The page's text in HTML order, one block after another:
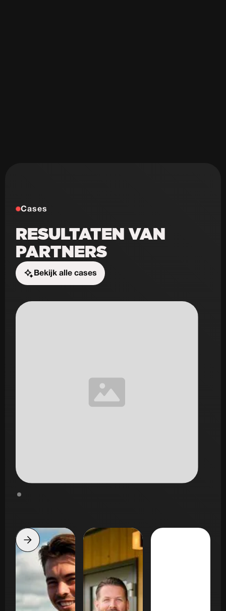
Cases
RESULTATEN VAN
PARTNERS
Bekijk alle cases
Start de uitdaging